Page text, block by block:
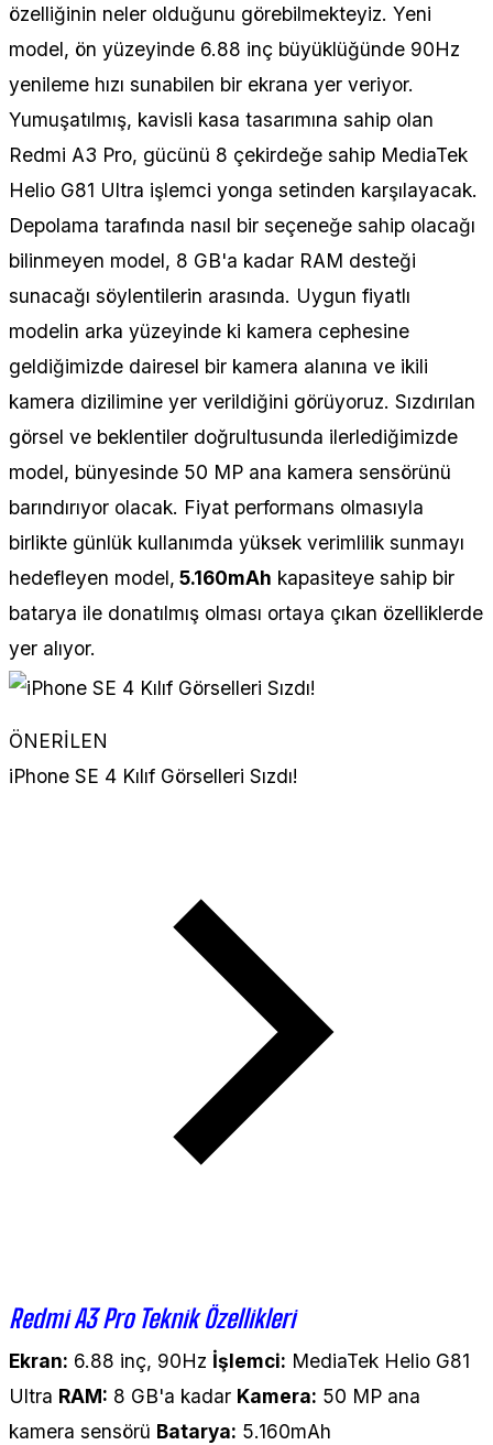
özelliğinin neler olduğunu görebilmekteyiz. Yeni
model, ön yüzeyinde 6.88 inç büyüklüğünde 90Hz
yenileme hızı sunabilen bir ekrana yer veriyor.
Yumuşatılmış, kavisli kasa tasarımına sahip olan
Redmi A3 Pro, gücünü 8 çekirdeğe sahip MediaTek
Helio G81 Ultra işlemci yonga setinden karşılayacak.
Depolama tarafında nasıl bir seçeneğe sahip olacağı
bilinmeyen model, 8 GB'a kadar RAM desteği
sunacağı söylentilerin arasında. Uygun fiyatlı
modelin arka yüzeyinde ki kamera cephesine
geldiğimizde dairesel bir kamera alanına ve ikili
kamera dizilimine yer verildiğini görüyoruz. Sızdırılan
görsel ve beklentiler doğrultusunda ilerlediğimizde
model, bünyesinde 50 MP ana kamera sensörünü
barındırıyor olacak. Fiyat performans olmasıyla
birlikte günlük kullanımda yüksek verimlilik sunmayı
hedefleyen model, 5.160mAh kapasiteye sahip bir
batarya ile donatılmış olması ortaya çıkan özelliklerde
yer alıyor.
ÖNERİLEN
iPhone SE 4 Kılıf Görselleri Sızdı!
Redmi A3 Pro Teknik Özellikleri
Ekran: 6.88 inç, 90Hz İşlemci: MediaTek Helio G81
Ultra RAM: 8 GB'a kadar Kamera: 50 MP ana
kamera sensörü Batarya: 5.160mAh